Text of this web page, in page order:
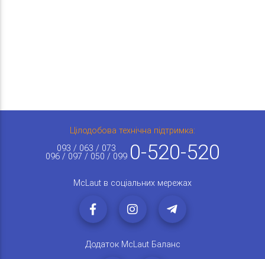
Цілодобова технічна підтримка:
093 / 063 / 073
096 / 097 / 050 / 099 0-520-520
McLaut в соціальних мережах
Додаток McLaut Баланс